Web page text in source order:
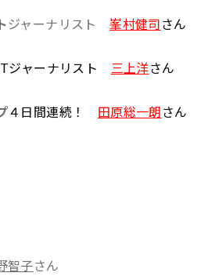
ジャーナリスト峯村健司さん
ジャーナリスト 三上洋さん
４日間連続！ 田原総一朗さん
智子さん